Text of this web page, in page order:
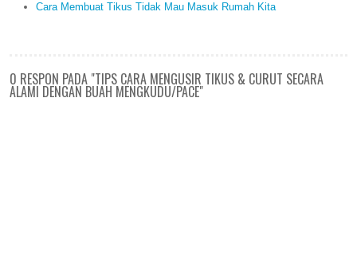
Cara Membuat Tikus Tidak Mau Masuk Rumah Kita
0 RESPON PADA "TIPS CARA MENGUSIR TIKUS & CURUT SECARA
ALAMI DENGAN BUAH MENGKUDU/PACE"